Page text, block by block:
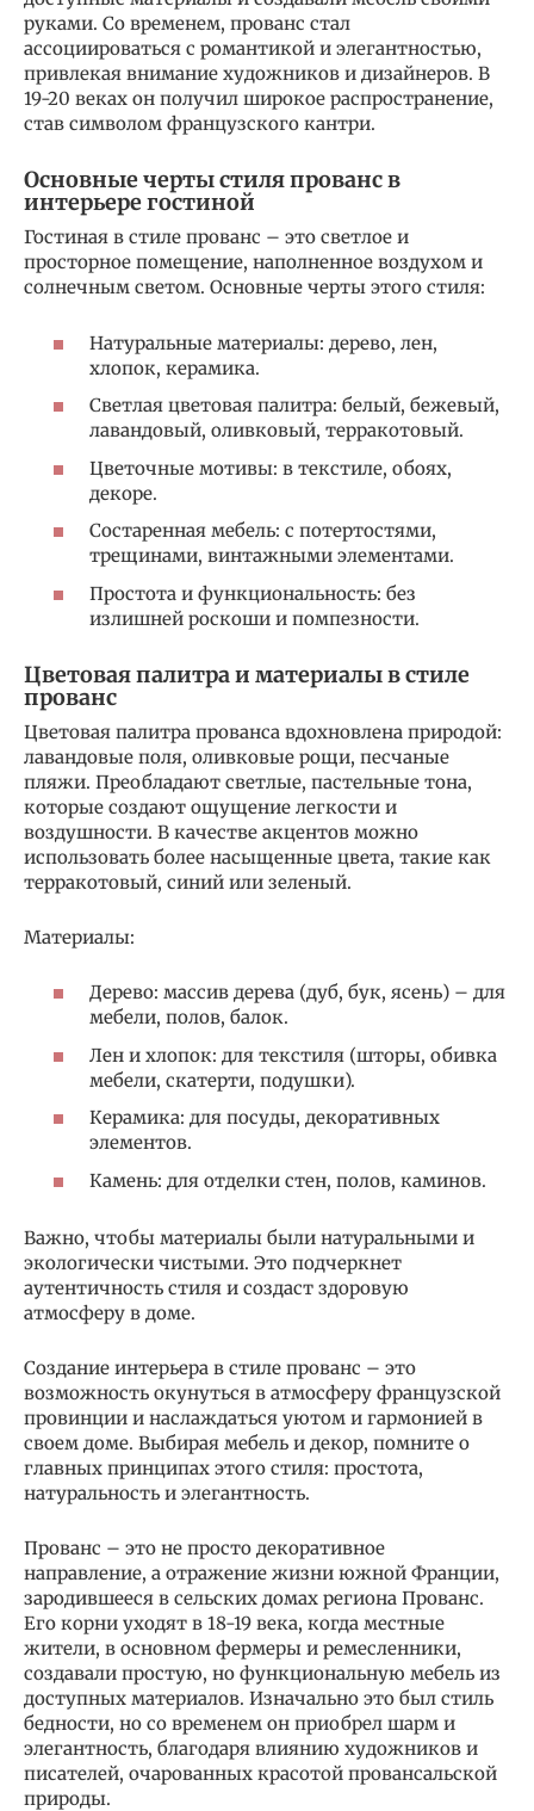
руками. Со временем, прованс стал
ассоциироваться с романтикой и элегантностью,
привлекая внимание художников и дизайнеров. В
19-20 веках он получил широкое распространение,
став символом французского кантри.
Основные черты стиля прованс в
интерьере гостиной
Гостиная в стиле прованс – это светлое и
просторное помещение, наполненное воздухом и
солнечным светом. Основные черты этого стиля:
Натуральные материалы: дерево, лен,
хлопок, керамика.
Светлая цветовая палитра: белый, бежевый,
лавандовый, оливковый, терракотовый.
Цветочные мотивы: в текстиле, обоях,
декоре.
Состаренная мебель: с потертостями,
трещинами, винтажными элементами.
Простота и функциональность: без
излишней роскоши и помпезности.
Цветовая палитра и материалы в стиле
прованс
Цветовая палитра прованса вдохновлена природой:
лавандовые поля, оливковые рощи, песчаные
пляжи. Преобладают светлые, пастельные тона,
которые создают ощущение легкости и
воздушности. В качестве акцентов можно
использовать более насыщенные цвета, такие как
терракотовый, синий или зеленый.
Материалы:
Дерево: массив дерева (дуб, бук, ясень) – для
мебели, полов, балок.
Лен и хлопок: для текстиля (шторы, обивка
мебели, скатерти, подушки).
Керамика: для посуды, декоративных
элементов.
Камень: для отделки стен, полов, каминов.
Важно, чтобы материалы были натуральными и
экологически чистыми. Это подчеркнет
аутентичность стиля и создаст здоровую
атмосферу в доме.
Создание интерьера в стиле прованс – это
возможность окунуться в атмосферу французской
провинции и наслаждаться уютом и гармонией в
своем доме. Выбирая мебель и декор, помните о
главных принципах этого стиля: простота,
натуральность и элегантность.
Прованс – это не просто декоративное
направление, а отражение жизни южной Франции,
зародившееся в сельских домах региона Прованс.
Его корни уходят в 18-19 века, когда местные
жители, в основном фермеры и ремесленники,
создавали простую, но функциональную мебель из
доступных материалов. Изначально это был стиль
бедности, но со временем он приобрел шарм и
элегантность, благодаря влиянию художников и
писателей, очарованных красотой провансальской
природы.